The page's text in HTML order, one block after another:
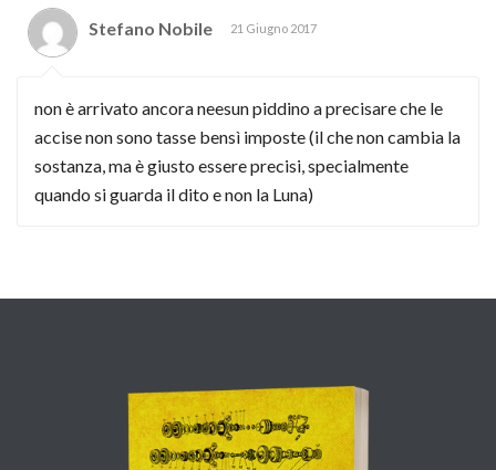
Stefano Nobile 21 Giugno 2017
non è arrivato ancora neesun piddino a precisare che le
accise non sono tasse bensì imposte (il che non cambia la
sostanza, ma è giusto essere precisi, specialmente
quando si guarda il dito e non la Luna)